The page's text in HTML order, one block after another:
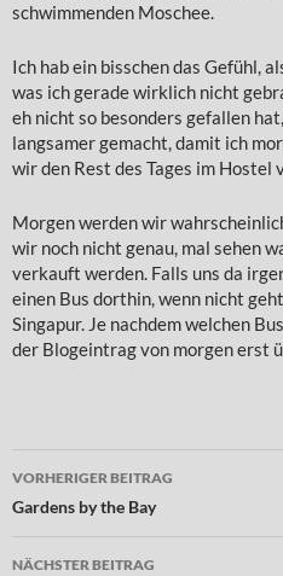
schwimmenden Moschee.
Ich hab ein bisschen das Gefühl,
was ich gerade wirklich nicht
eh nicht so besonders gefallen
langsamer gemacht, damit ich
wir den Rest des Tages im Hostel
Morgen werden wir
wir noch nicht genau, mal sehen
verkauft werden. Falls uns da
einen Bus dorthin, wenn nicht
Singapur. Je nachdem welchen
der Blogeintrag von morgen erst
Beitragsnavigation
VORHERIGER BEITRAG
Gardens by the Bay
NÄCHSTER BEITRAG